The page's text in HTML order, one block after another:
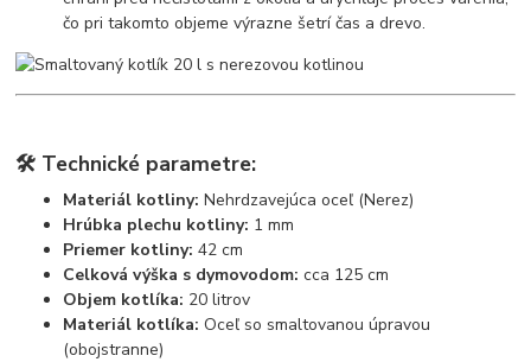
čo pri takomto objeme výrazne šetrí čas a drevo.
🛠️ Technické parametre:
Materiál kotliny: Nehrdzavejúca oceľ (Nerez)
Hrúbka plechu kotliny: 1 mm
Priemer kotliny: 42 cm
Celková výška s dymovodom: cca 125 cm
Objem kotlíka: 20 litrov
Materiál kotlíka: Oceľ so smaltovanou úpravou
(obojstranne)